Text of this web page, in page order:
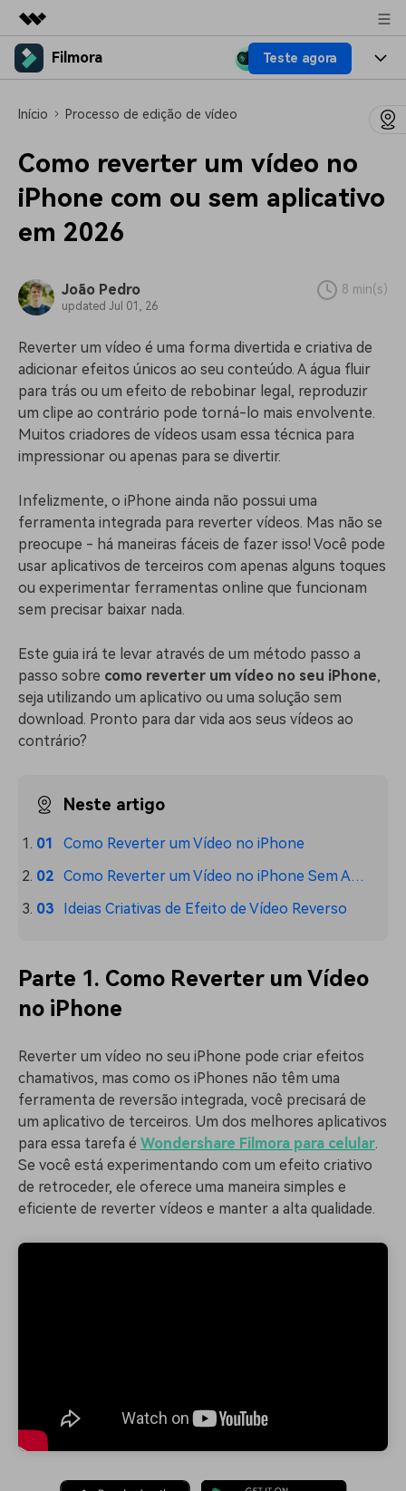
Produtos em destaque
Utilitários
Soluções
Sala de imprensa
Loja
Suporte
Filmora Teste agora
Vídeo/Imagem
Áudio
Soluções
Filmora para
Recursos
Prompts de Vídeo
populares para gerar vídeos
semelhantes em segundos
tendências de marketing de
vídeo em 2025
Enciclopédia de Vídeo
Aprenda os termos técnicos
Inspire-se com Filmora
Encontre aqui o que outros
Hub de Criadores
Mostre sua criatividade
ilimitada com o Hub de
Criadores
Efeitos Especiais DIY
Crie efeitos de vídeo
profissionais por conta
Comunidade
Blog
Central de ajuda
Fale conosco
Estamos aqui para ajudar
Histórias de clientes
Veja como nossos clientes
alcançam sucesso
Acesse parcerias de nível
empresarial
Suporte
Saiba mais
Preços Entrar
Buscar
Início Processo de edição de vídeo
Como reverter um vídeo no
iPhone com ou sem aplicativo
em 2026
João Pedro
updated Jul 01, 26
8 min(s)
Reverter um vídeo é uma forma divertida e criativa de
adicionar efeitos únicos ao seu conteúdo. A água fluir
para trás ou um efeito de rebobinar legal, reproduzir
um clipe ao contrário pode torná-lo mais envolvente.
Muitos criadores de vídeos usam essa técnica para
impressionar ou apenas para se divertir.
Infelizmente, o iPhone ainda não possui uma
ferramenta integrada para reverter vídeos. Mas não se
preocupe - há maneiras fáceis de fazer isso! Você pode
usar aplicativos de terceiros com apenas alguns toques
ou experimentar ferramentas online que funcionam
sem precisar baixar nada.
Este guia irá te levar através de um método passo a
passo sobre como reverter um vídeo no seu iPhone,
seja utilizando um aplicativo ou uma solução sem
download. Pronto para dar vida aos seus vídeos ao
contrário?
Neste artigo
Como Reverter um Vídeo no iPhone
Como Reverter um Vídeo no iPhone Sem Aplicativos
Ideias Criativas de Efeito de Vídeo Reverso
Parte 1. Como Reverter um Vídeo
no iPhone
Reverter um vídeo no seu iPhone pode criar efeitos
chamativos, mas como os iPhones não têm uma
ferramenta de reversão integrada, você precisará de
um aplicativo de terceiros. Um dos melhores aplicativos
para essa tarefa é Wondershare Filmora para celular.
Se você está experimentando com um efeito criativo
de retroceder, ele oferece uma maneira simples e
eficiente de reverter vídeos e manter a alta qualidade.